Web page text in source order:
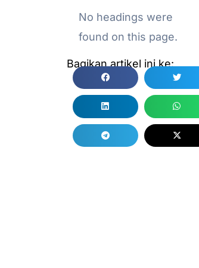
No headings were
found on this page.
Bagikan artikel ini ke: